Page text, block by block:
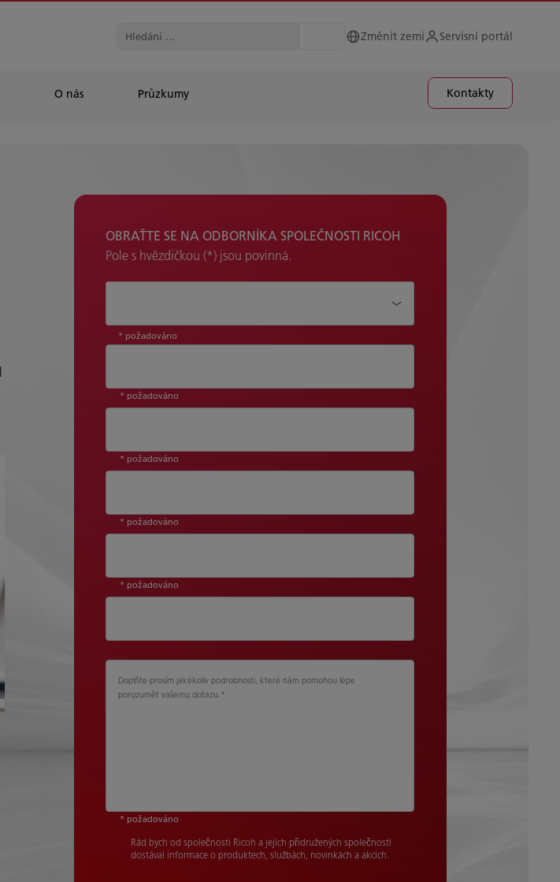
Změnit zemi Servisní portál
O nás Průzkumy​ Kontakty
OBRAŤTE SE NA ODBORNÍKA SPOLEČNOSTI RICOH
Pole s hvězdičkou (*) jsou povinná.
* požadováno
* požadováno
* požadováno
* požadováno
* požadováno
Doplňte prosím jakékoliv podrobnosti, které nám pomohou lépe
porozumět vašemu dotazu.*
* požadováno
Rád bych od společnosti Ricoh a jejích přidružených společností
dostával informace o produktech, službách, novinkách a akcích.